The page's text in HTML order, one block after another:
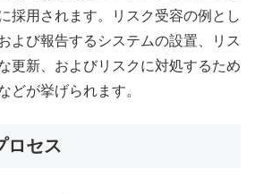
採用されます。リスク受容の例とし
よび報告するシステムの設置、リス
更新、およびリスクに対処するため
どが挙げられます。
ロセス